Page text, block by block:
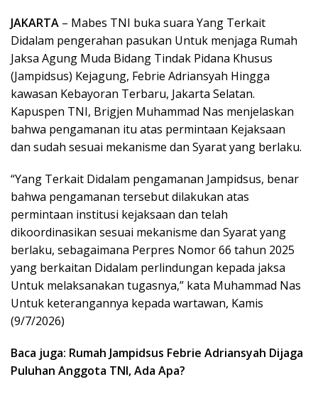
JAKARTA – Mabes TNI buka suara Yang Terkait
Didalam pengerahan pasukan Untuk menjaga Rumah
Jaksa Agung Muda Bidang Tindak Pidana Khusus
(Jampidsus) Kejagung, Febrie Adriansyah Hingga
kawasan Kebayoran Terbaru, Jakarta Selatan.
Kapuspen TNI, Brigjen Muhammad Nas menjelaskan
bahwa pengamanan itu atas permintaan Kejaksaan
dan sudah sesuai mekanisme dan Syarat yang berlaku.
“Yang Terkait Didalam pengamanan Jampidsus, benar
bahwa pengamanan tersebut dilakukan atas
permintaan institusi kejaksaan dan telah
dikoordinasikan sesuai mekanisme dan Syarat yang
berlaku, sebagaimana Perpres Nomor 66 tahun 2025
yang berkaitan Didalam perlindungan kepada jaksa
Untuk melaksanakan tugasnya,” kata Muhammad Nas
Untuk keterangannya kepada wartawan, Kamis
(9/7/2026)
Baca juga: Rumah Jampidsus Febrie Adriansyah Dijaga
Puluhan Anggota TNI, Ada Apa?